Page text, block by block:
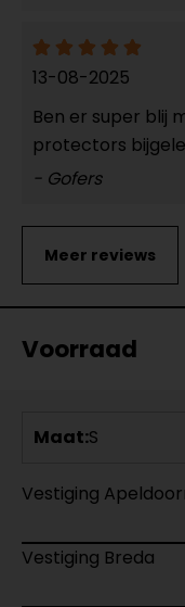
13-08-2025
Ben er super blij
protectors
- Gofers
Voorraad
Maat:S
Vestiging
Vestiging Breda